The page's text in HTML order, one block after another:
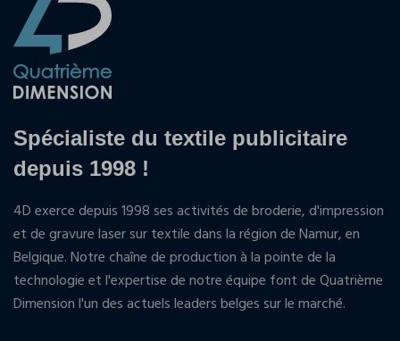
Spécialiste du textile publicitaire
depuis 1998 !
4D exerce depuis 1998 ses activités de broderie, d'impression
et de gravure laser sur textile dans la région de Namur, en
Belgique. Notre chaîne de production à la pointe de la
technologie et l'expertise de notre équipe font de Quatrième
Dimension l'un des actuels leaders belges sur le marché.